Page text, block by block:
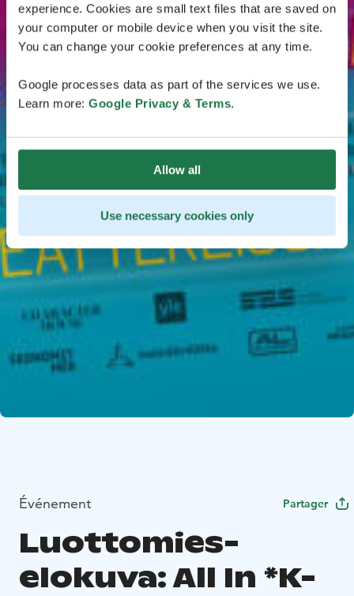
experience. Cookies are small text files that are saved on
your computer or mobile device when you visit the site.
You can change your cookie preferences at any time.
Google processes data as part of the services we use.
Learn more: Google Privacy & Terms.
Allow all
Use necessary cookies only
Événement Partager
Luottomies-
elokuva: All In *K-